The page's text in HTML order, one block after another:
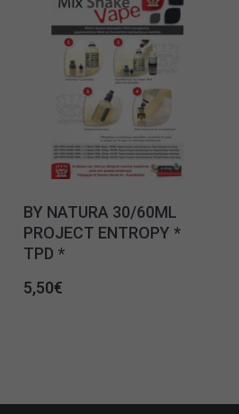
BY NATURA 30/60ML
PROJECT ENTROPY *
TPD *
5,50€